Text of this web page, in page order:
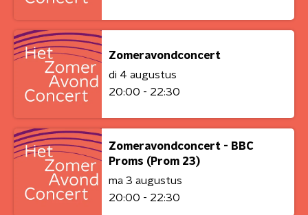
Zomeravondconcert
di 4 augustus
20:00 - 22:30
Zomeravondconcert - BBC
Proms (Prom 23)
ma 3 augustus
20:00 - 22:30